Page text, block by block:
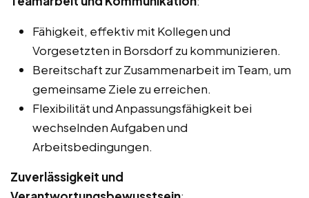
Fähigkeit, effektiv mit Kollegen und
Vorgesetzten in Borsdorf zu kommunizieren.
Bereitschaft zur Zusammenarbeit im Team, um
gemeinsame Ziele zu erreichen.
Flexibilität und Anpassungsfähigkeit bei
wechselnden Aufgaben und
Arbeitsbedingungen.
Zuverlässigkeit und